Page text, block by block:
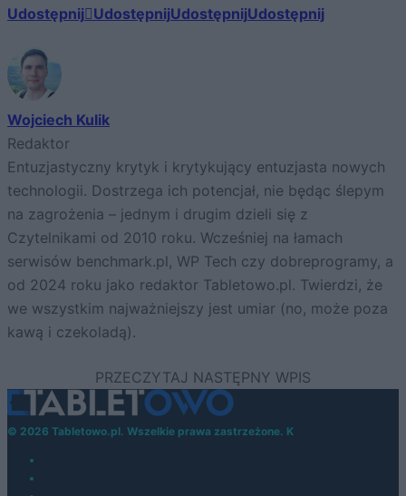
Udostępnij UdostępnijUdostępnijUdostępnij
Wojciech Kulik
Redaktor
Entuzjastyczny krytyk i krytykujący entuzjasta nowych
technologii. Dostrzega ich potencjał, nie będąc ślepym
na zagrożenia – jednym i drugim dzieli się z
Czytelnikami od 2010 roku. Wcześniej na łamach
serwisów benchmark.pl, WP Tech czy dobreprogramy, a
od 2024 roku jako redaktor Tabletowo.pl. Twierdzi, że
we wszystkim najważniejszy jest umiar (no, może poza
kawą i czekoladą).
© 2026 Tabletowo.pl. Wszelkie prawa zastrzeżone. K